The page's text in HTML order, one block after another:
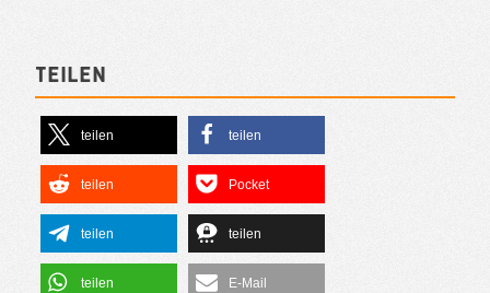
Teilen
teilen teilen
teilen Pocket
teilen teilen
teilen E-Mail